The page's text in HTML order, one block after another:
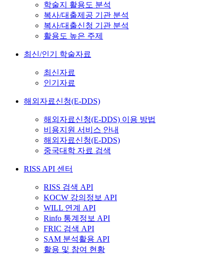
학술지 활용도 분석
복사/대출제공 기관 분석
복사/대출신청 기관 분석
활용도 높은 주제
최신/인기 학술자료
최신자료
인기자료
해외자료신청(E-DDS)
해외자료신청(E-DDS) 이용 방법
비용지원 서비스 안내
해외자료신청(E-DDS)
중국대학 자료 검색
RISS API 센터
RISS 검색 API
KOCW 강의정보 API
WILL 연계 API
Rinfo 통계정보 API
FRIC 검색 API
SAM 분석활용 API
활용 및 참여 현황